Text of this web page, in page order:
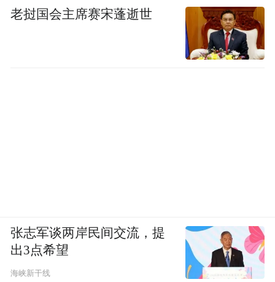
老挝国会主席赛宋蓬逝世
张志军谈两岸民间交流，提
出3点希望
海峡新干线